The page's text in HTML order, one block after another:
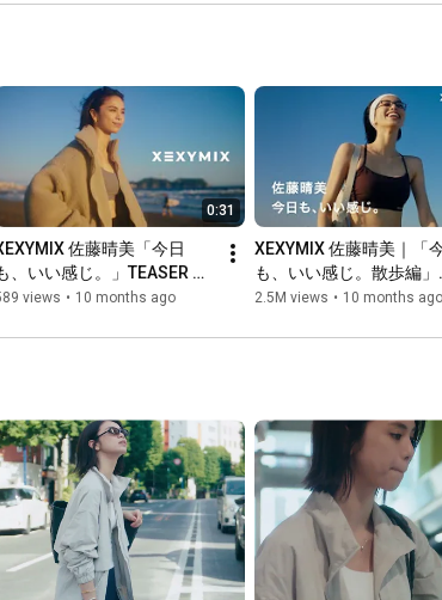
0:31
佐藤晴美「今日
、いい感じ。」TEASER
views • 10 months ago
XEXYMIX 佐藤晴美｜「
も、いい感じ。散歩編」
(30sec ver.)
2.5M views • 10 months ago